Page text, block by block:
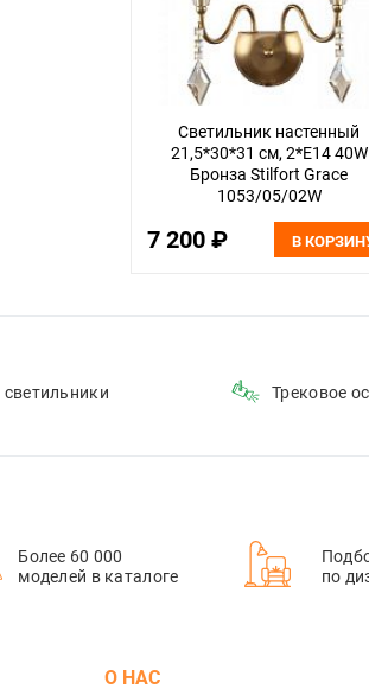
Светильник настенный
21,5*30*31 см, 2*E14 40W
Бронза Stilfort Grace
1053/05/02W
7 200 ₽ В
Трековое
Более 60 000
моделей в каталоге
по
О НАС